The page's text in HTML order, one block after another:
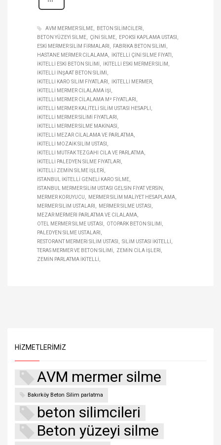
AVM MERMER SILME
BETON SILIMCILERI
BETON YÜZEYI SILME
ÇINI SILME
EPOKSI KAPLAMA USTASI
ESKI MERMER SILIM FIRMALARI
FABRIKA BETON SILIMI
HASTANE MERMER CILALAMA
IKITELLI ÇINI SILME FIYATI
IKITELLI ESKI BETON SILIMI
IKITELLI ESKI MERMER SILIM
IKITELLI INŞAAT BETON SILIMI
IKITELLI KARO SILIM FIYATLARI
IKITELLI MERMER
IKITELLI MERMER CILALAMA IŞI
IKITELLI MERMER CILALAMA M² FIYATLARI
IKITELLI MERMER KALITELI SILIM USTASI HESAPLI
IKITELLI MERMER SILIMI FIYATLARI
IKITELLI MERMER SILME MAKINASI
IKITELLI MEZAR CILALAMA VE PARLATMA
IKITELLI MOZAIK SILIM USTASI
IKITELLI MUTFAK TEZGAHI CILA VE PARLATMA
IKITELLI PALEDYEN SILME FIYATLARI
IKITELLI ZEMIN SILME IŞLERI
İSTANBUL IKITELLI GENELI KARO SILME
İSTANBUL MERMER SILIM USTASI GELSIN FIYAT VERSIN
MERMER KORUYUCU
MERMER SILIM MALIYET HESAPLAMA
MERMER SILIM USTALARI
MERMER SILME USTASI
MEZAR MERMERI PARLATMA VE CILALAMA
OTEL MERMER SILME USTASI
OTOPARK BETON SILIMI
PALEDYEN SILME USTALARI
RESTORANT MERMERI SILIM USTASI
SILIM USTASI IKITELLI
TERAS MERMER VE BETON SILIMI
ZEMIN CILA IŞLERI
ZEMIN PARLATMA IKITELLI
HIZMETLERIMIZ
AVM mermer silme
Bakırköy Beton Silim parlatma
beton silimcileri
Beton yüzeyi silme